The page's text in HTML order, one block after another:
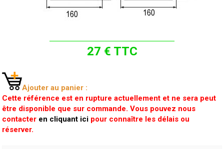
27 € TTC
Ajouter au panier :
Cette référence est en rupture actuellement et ne sera peut
être disponible que sur commande. Vous pouvez nous
contacter en cliquant ici pour connaître les délais ou
réserver.